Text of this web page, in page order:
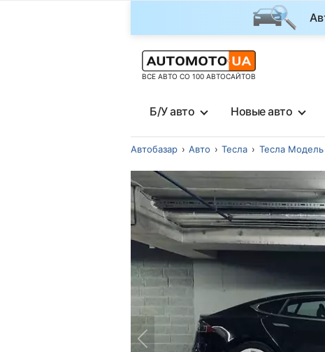
ВСЕ АВТО СО 100 АВТОСАЙТОВ
Б/У авто Новые авто
Автобазар Авто Тесла Тесла